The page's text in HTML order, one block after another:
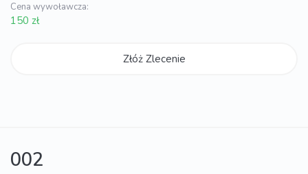
Cena wywoławcza:
150 zł
Złóż Zlecenie
002